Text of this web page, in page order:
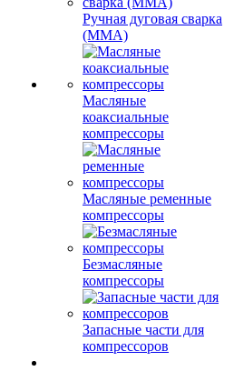
Ручная дуговая сварка
(MMA)
Масляные
коаксиальные
компрессоры
Масляные ременные
компрессоры
Безмасляные
компрессоры
Запасные части для
компрессоров